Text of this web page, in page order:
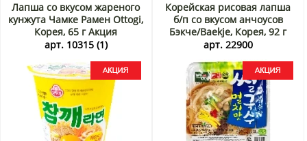
Лапша со вкусом жареного
кунжута Чамке Рамен Ottogi,
Корея, 65 г Акция
арт. 10315 (1)
Корейская рисовая лапша
б/п со вкусом анчоусов
Бэкче/Baekje, Корея, 92 г
Акция
арт. 22900